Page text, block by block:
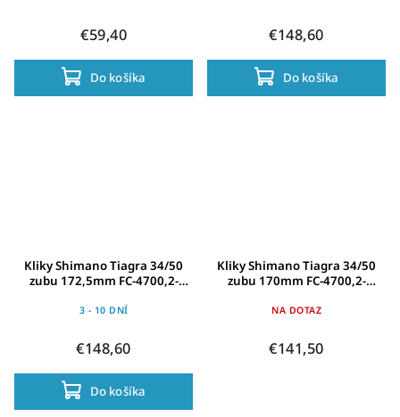
€59,40
Do košíka
€148,60
Do košíka
Kliky Shimano Tiagra 34/50
zubu 172,5mm FC-4700,2-
3 - 10 DNÍ
€148,60
Do košíka
Kliky Shimano Tiagra 34/50
zubu 170mm FC-4700,2-
NA DOTAZ
€141,50